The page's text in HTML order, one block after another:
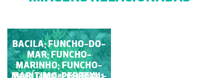
PLANTAS DE DUNAS E
AREAIS
Rubim Manuel Almeida da
BACILA; FUNCHO-DO-
MAR; FUNCHO-
MARINHO; FUNCHO-
MARÍTIMO; PERREXIL-
Paulo Talhadas dos Santos